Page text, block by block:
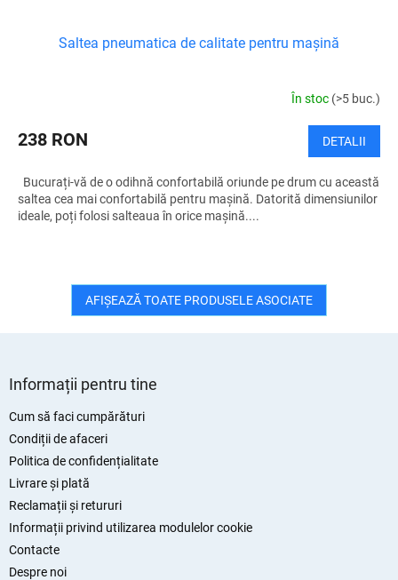
Saltea pneumatica de calitate pentru mașină
În stoc (>5 buc.)
238 RON DETALII
Bucurați-vă de o odihnă confortabilă oriunde pe drum cu această
saltea cea mai confortabilă pentru mașină. Datorită dimensiunilor
ideale, poți folosi salteaua în orice mașină....
AFIŞEAZĂ TOATE PRODUSELE ASOCIATE
Informații pentru tine
Cum să faci cumpărături
Condiții de afaceri
Politica de confidențialitate
Livrare și plată
Reclamații și retururi
Informații privind utilizarea modulelor cookie
Contacte
Despre noi